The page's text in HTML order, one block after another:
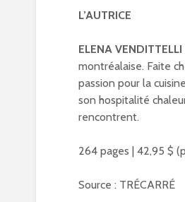
L’AUTRICE
ELENA
montréalaise. Faite
passion pour la
son hospitalité
rencontrent.
264 pages | 42,95 $
Source : TRÉCARRÉ